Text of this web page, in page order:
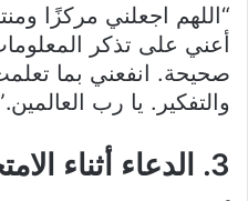
“اللهم اجعلني مركزًا
أعني على تذكر
صحيحة. انفعني بما
والتفكير. يا رب
3. الدعاء أثناء الامتحان